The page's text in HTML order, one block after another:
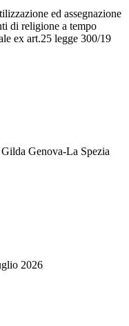
ed assegnazione
di religione a tempo
ex art.25 legge 300/19
Genova-La Spezia
2026